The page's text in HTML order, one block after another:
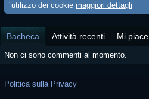
´utilizzo dei cookie maggiori dettagli
Bacheca Attività recenti Mi piace
Non ci sono commenti al momento.
Politica sulla Privacy